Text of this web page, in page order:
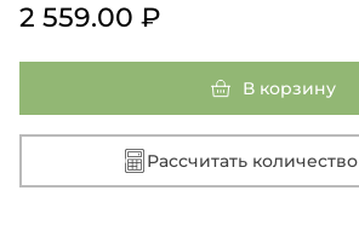
2 559.00 ₽
В корзину
Рассчитать количество